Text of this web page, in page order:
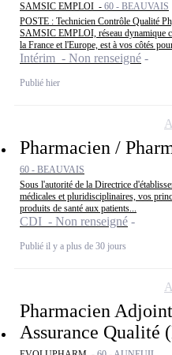
SAMSIC EMPLOI - 60 - BEAUVAIS
POSTE : Technicien Contrôle Qualité
SAMSIC EMPLOI, réseau dynamique
la France et l'Europe, est à vos côtés
Intérim - Non renseigné
Publié hier
Pharmacien /
60 - BEAUVAIS
Sous l'autorité de la Directrice
médicales et pluridisciplinaires, vos
produits de santé aux patients...
CDI - Non renseigné
Publié il y a plus de 30 jours
Pharmacien
Assurance Qualité